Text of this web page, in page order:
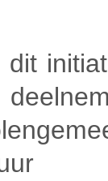
dit